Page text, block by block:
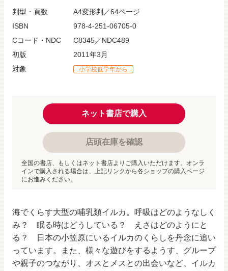
海でくらす大型の哺乳類イルカ。呼吸はどのようなしく
み？ 眠る時はどうしている？ えさはどのようにと
る？ 日本の小笠原にいるイルカのくらしを丹念に追い
っています。また、様々な遊びをするようす、グループ
や親子のつながり、オスとメスとの出会いなど、イルカ
判型・頁数
A4変形判／64ページ
ISBN
978-4-251-06705-0
Cコード・NDC
C8345／NDC489
初版
2011年3月
対象
小学校低学年から
ネット書店で購入
店頭在庫を確認
全国の書店、もしくはネット書店よりご購入いただけます。オンラ
インで購入される場合は、上記リンクから各ショップの購入ページ
にお進みください。